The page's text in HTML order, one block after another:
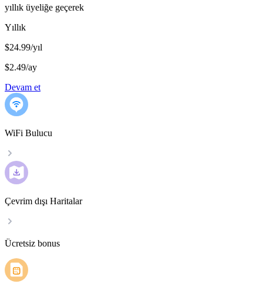
yıllık üyeliğe geçerek
Yıllık
$24.99/yıl
$2.49/ay
Devam et
WiFi Bulucu
Çevrim dışı Haritalar
Ücretsiz bonus